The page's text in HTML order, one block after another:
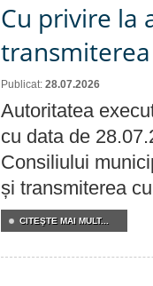
Cu privire la
Publicat: 28.07.2026
Autoritatea
cu data de
Consiliului
și transmiterea
CITEŞTE MAI MULT...